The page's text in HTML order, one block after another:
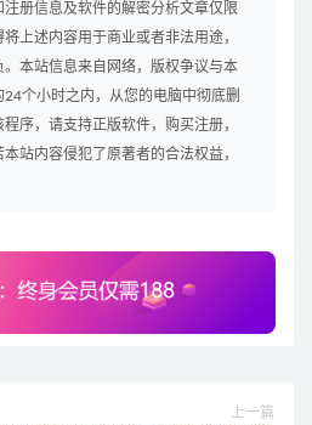
册信息及软件的解密分析文章仅限
上述内容用于商业或者非法用途，
本站信息来自网络，版权争议与本
个小时之内，从您的电脑中彻底删
序，请支持正版软件，购买注册，
站内容侵犯了原著者的合法权益，
上一篇